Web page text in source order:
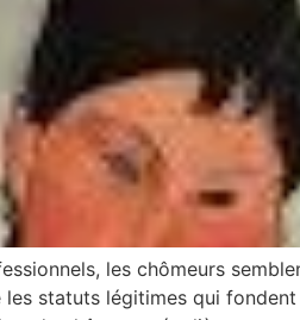
les chômeurs
statuts légitimes qui